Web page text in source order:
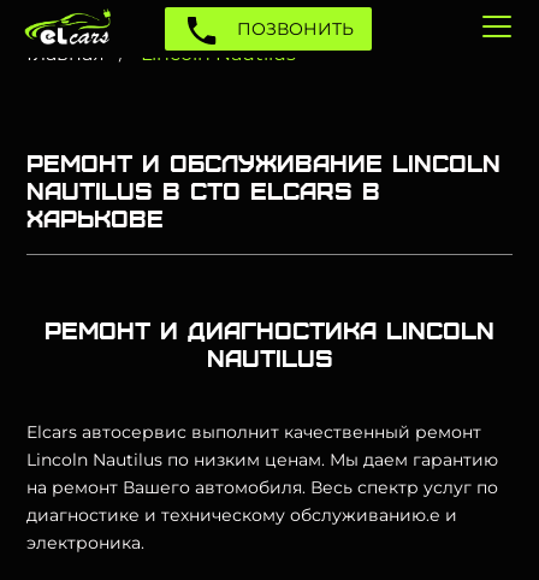
ПОЗВОНИТЬ
Главная Lincoln Nautilus
Ремонт и обслуживание Lincoln
Nautilus в СТО Elcars в
Харькове
Ремонт и диагностика Lincoln
Nautilus
Elcars автосервис выполнит качественный ремонт
Lincoln Nautilus по низким ценам. Мы даем гарантию
на ремонт Вашего автомобиля. Весь спектр услуг по
диагностике и техническому обслуживанию.е и
электроника.